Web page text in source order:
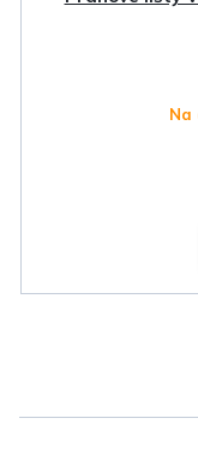
Na